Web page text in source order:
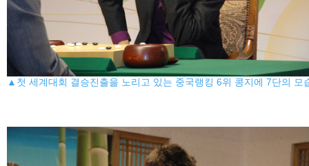
▲첫 세계대회 결승진출을 노리고 있는 중국랭킹 6위 콩지에 7단의 모